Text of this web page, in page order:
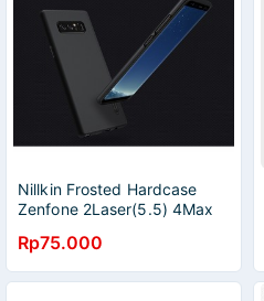
Nillkin Frosted Hardcase
Zenfone 2Laser(5.5) 4Max
Rp75.000